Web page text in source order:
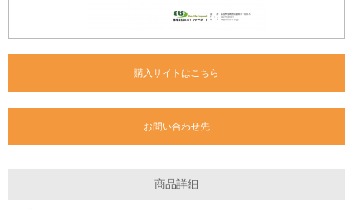
購入サイトはこちら
お問い合わせ先
商品詳細